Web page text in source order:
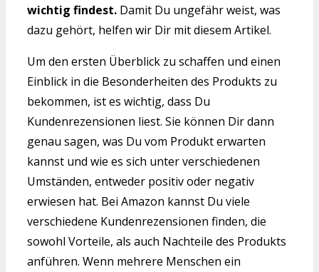
wichtig findest. Damit Du ungefähr weist, was
dazu gehört, helfen wir Dir mit diesem Artikel.
Um den ersten Überblick zu schaffen und einen
Einblick in die Besonderheiten des Produkts zu
bekommen, ist es wichtig, dass Du
Kundenrezensionen liest. Sie können Dir dann
genau sagen, was Du vom Produkt erwarten
kannst und wie es sich unter verschiedenen
Umständen, entweder positiv oder negativ
erwiesen hat. Bei Amazon kannst Du viele
verschiedene Kundenrezensionen finden, die
sowohl Vorteile, als auch Nachteile des Produkts
anführen. Wenn mehrere Menschen ein